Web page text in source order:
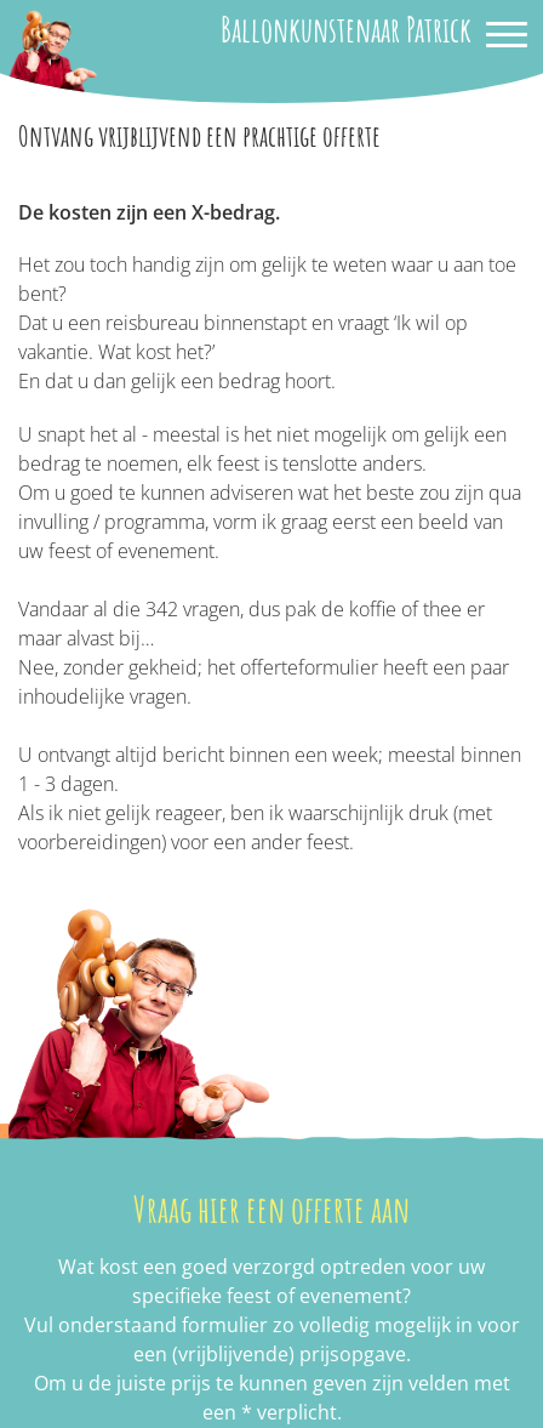
Ballonkunstenaar Patrick
Ontvang vrijblijvend een prachtige offerte
De kosten zijn een X-bedrag.
Het zou toch handig zijn om gelijk te weten waar u aan toe
bent?
Dat u een reisbureau binnenstapt en vraagt ‘Ik wil op
vakantie. Wat kost het?’
En dat u dan gelijk een bedrag hoort.
U snapt het al - meestal is het niet mogelijk om gelijk een
bedrag te noemen, elk feest is tenslotte anders.
Om u goed te kunnen adviseren wat het beste zou zijn qua
invulling / programma, vorm ik graag eerst een beeld van
uw feest of evenement.
Vandaar al die 342 vragen, dus pak de koffie of thee er
maar alvast bij…
Nee, zonder gekheid; het offerteformulier heeft een paar
inhoudelijke vragen.
U ontvangt altijd bericht binnen een week; meestal binnen
1 - 3 dagen.
Als ik niet gelijk reageer, ben ik waarschijnlijk druk (met
voorbereidingen) voor een ander feest.
Vraag hier een offerte aan
Wat kost een goed verzorgd optreden voor uw
specifieke feest of evenement?
Vul onderstaand formulier zo volledig mogelijk in voor
een (vrijblijvende) prijsopgave.
Om u de juiste prijs te kunnen geven zijn velden met
een * verplicht.